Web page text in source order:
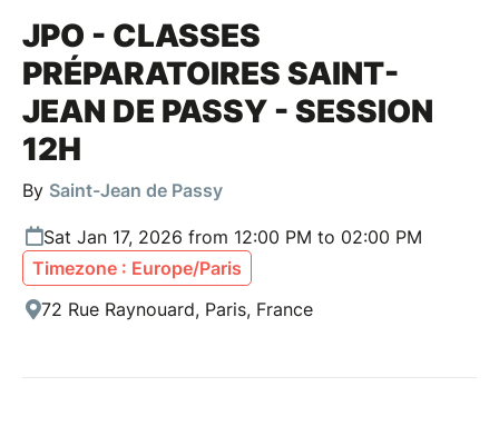
JPO - CLASSES
PRÉPARATOIRES SAINT-
JEAN DE PASSY - SESSION
12H
By Saint-Jean de Passy
Sat Jan 17, 2026 from 12:00 PM to 02:00 PM
Timezone : Europe/Paris
72 Rue Raynouard, Paris, France